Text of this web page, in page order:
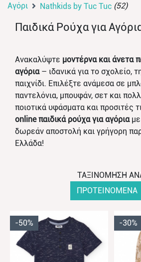
(Προϊόντα)
Αγόρι Nathkids by Tuc Tuc (52)
Παιδικά Ρούχα για
Ανακαλύψτε μοντέρνα και άνετα
αγόρια– ιδανικά για το σχολείο,
παιχνίδι. Επιλέξτε ανάμεσα σε
παντελόνια, μπουφάν, σετ και
ποιοτικά υφάσματα και προσιτές
online παιδικά ρούχα για αγόριαμε
δωρεάν αποστολή και γρήγορη
Ελλάδα!
ΤΑΞΙΝΟΜΗΣΗ
ΠΡΟΤΕΙΝΟΜΕΝΑ
-50% -30%